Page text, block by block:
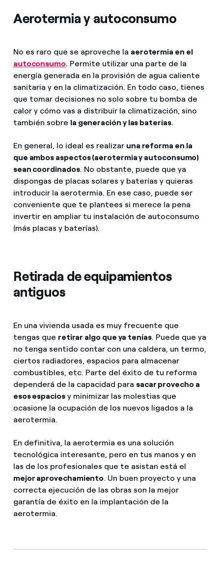
Aerotermia y autoconsumo
No es raro que se aproveche la aerotermia en el
autoconsumo. Permite utilizar una parte de la
energía generada en la provisión de agua caliente
sanitaria y en la climatización. En todo caso, tienes
que tomar decisiones no solo sobre tu bomba de
calor y cómo vas a distribuir la climatización, sino
también sobre la generación y las baterías.
En general, lo ideal es realizar una reforma en la
que ambos aspectos (aerotermia y autoconsumo)
sean coordinados. No obstante, puede que ya
dispongas de placas solares y baterías y quieras
introducir la aerotermia. En ese caso, puede ser
conveniente que te plantees si merece la pena
invertir en ampliar tu instalación de autoconsumo
(más placas y baterías).
Retirada de equipamientos
antiguos
En una vivienda usada es muy frecuente que
tengas que retirar algo que ya tenías. Puede que ya
no tenga sentido contar con una caldera, un termo,
ciertos radiadores, espacios para almacenar
combustibles, etc. Parte del éxito de tu reforma
dependerá de la capacidad para sacar provecho a
esos espaciosy minimizar las molestias que
ocasione la ocupación de los nuevos ligados a la
aerotermia.
En definitiva, la aerotermia es una solución
tecnológica interesante, pero en tus manos y en
las de los profesionales que te asistan está el
mejor aprovechamiento. Un buen proyecto y una
correcta ejecución de las obras son la mejor
garantía de éxito en la implantación de la
aerotermia.